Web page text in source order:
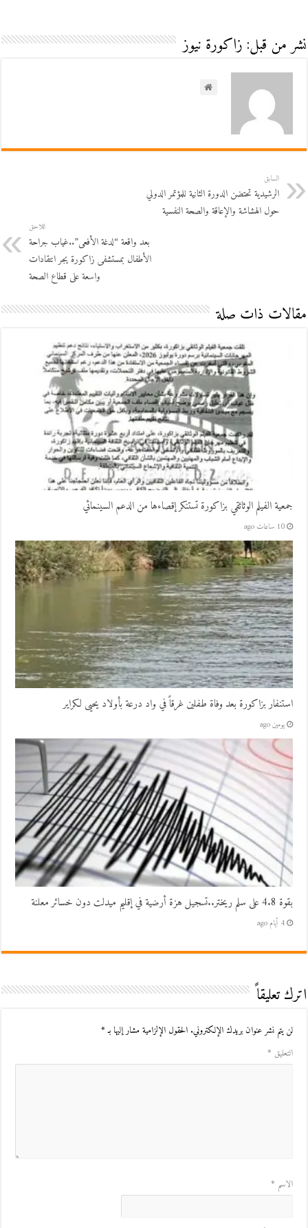
نشر من قبل: زاكورة نيوز
السابق
الرشيدية تحتضن الدورة الثانية للمؤتمر الدولي
حول الهشاشة والإعاقة والصحة النفسية
اللاحق
بعد واقعة “لدغة الأفعى”..غياب جراحة
الأطفال بمستشفى زاكورة يجر انتقادات
واسعة على قطاع الصحة
مقالات ذات صلة
جمعية الفيلم الوثائقي بزاكورة تستنكر إقصاءها من الدعم السينمائي
10 ساعات ago
استنفار بزاكورة بعد وفاة طفلين غرقاً في واد درعة بأولاد يحيى لكراير
يومين ago
بقوة 4.8 على سلم ريختر..تسجيل هزة أرضية في إقليم ميدلت دون خسائر معلنة
4 أيام ago
اترك تعليقاً
لن يتم نشر عنوان بريدك الإلكتروني. الحقول الإلزامية مشار إليها بـ*
التعليق *
الاسم *